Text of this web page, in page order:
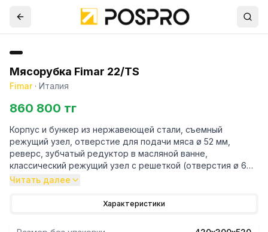
Мясорубка Fimar 22/TS
Fimar· Италия
860 800 тг
Корпус и бункер из нержавеющей стали, съемный
режущий узел, отверстие для подачи мяса ø 52 мм,
реверс, зубчатый редуктор в масляной ванне,
классический режущий узел с решеткой (отверстия ø 6
мм) и самозатачивающимся ножом.
Оборудование может поставляться как с CE нормами, так
Читать далее
Характеристики